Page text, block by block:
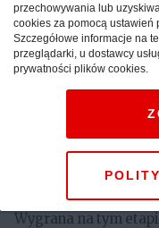
UAM-em Poznań.
akademicką
staram się z każdego
mogę się podzielić z
Zawodniczki Ślęzy
kwietniu tego roku
wygrywając
Z Podwórka na
Wygrana na tym
przechowywania lub
cookies za pomocą ustawień
Szczegółowe informacje na
przeglądarki, u dostawcy
prywatności plików cookies.